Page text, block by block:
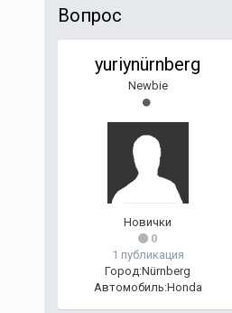
Вопрос
yuriynürnberg
Newbie
Новички
0
1 публикация
Город:Nürnberg
Автомобиль:Honda